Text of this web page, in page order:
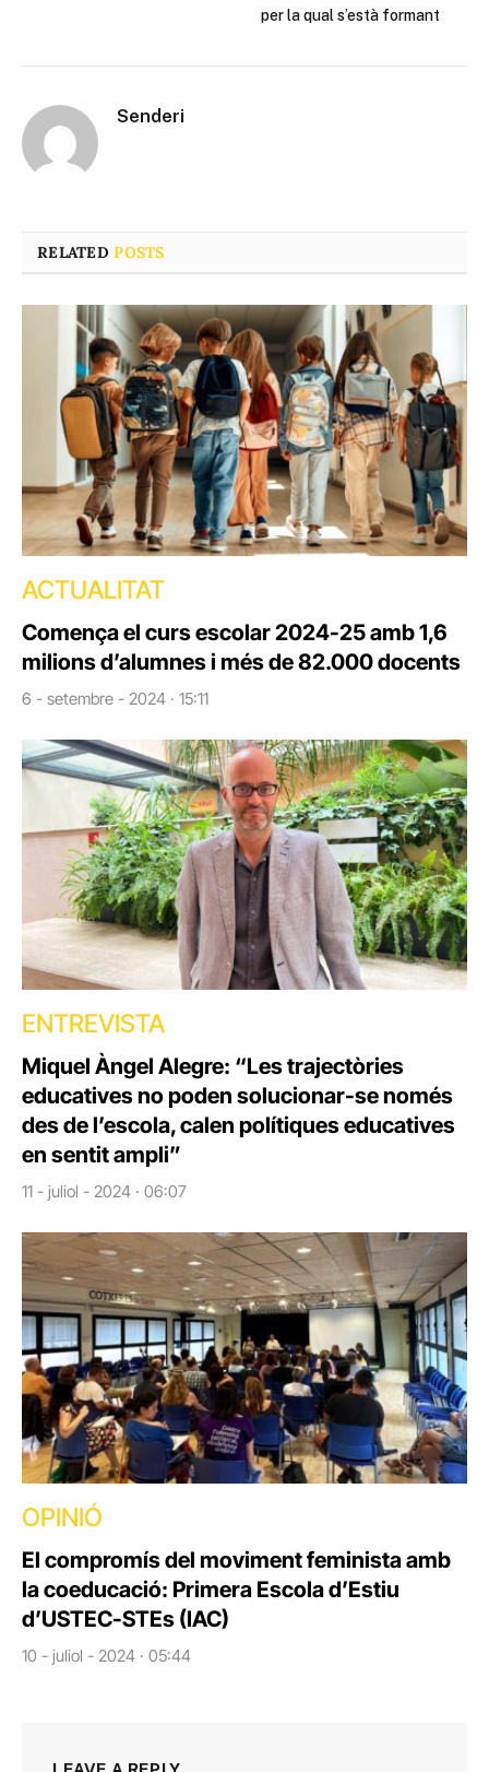
per la qual s’està formant
Senderi
RELATEDPOSTS
ACTUALITAT
Comença el curs escolar 2024-25 amb 1,6
milions d’alumnes i més de 82.000 docents
6 - setembre - 2024 · 15:11
ENTREVISTA
Miquel Àngel Alegre: “Les trajectòries
educatives no poden solucionar-se només
des de l’escola, calen polítiques educatives
en sentit ampli”
11 - juliol - 2024 · 06:07
OPINIÓ
El compromís del moviment feminista amb
la coeducació: Primera Escola d’Estiu
d’USTEC-STEs (IAC)
10 - juliol - 2024 · 05:44